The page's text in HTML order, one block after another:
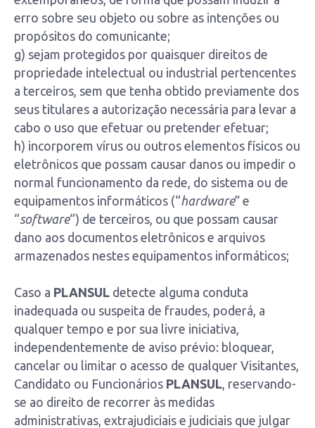
erro sobre seu objeto ou sobre as intenções ou
propósitos do comunicante;
g) sejam protegidos por quaisquer direitos de
propriedade intelectual ou industrial pertencentes
a terceiros, sem que tenha obtido previamente dos
seus titulares a autorização necessária para levar a
cabo o uso que efetuar ou pretender efetuar;
h) incorporem vírus ou outros elementos físicos ou
eletrônicos que possam causar danos ou impedir o
normal funcionamento da rede, do sistema ou de
equipamentos informáticos (“hardware” e
“software“) de terceiros, ou que possam causar
dano aos documentos eletrônicos e arquivos
armazenados nestes equipamentos informáticos;
Caso a PLANSUL detecte alguma conduta
inadequada ou suspeita de fraudes, poderá, a
qualquer tempo e por sua livre iniciativa,
independentemente de aviso prévio: bloquear,
cancelar ou limitar o acesso de qualquer Visitantes,
Candidato ou Funcionários PLANSUL , reservando-
se ao direito de recorrer às medidas
administrativas, extrajudiciais e judiciais que julgar